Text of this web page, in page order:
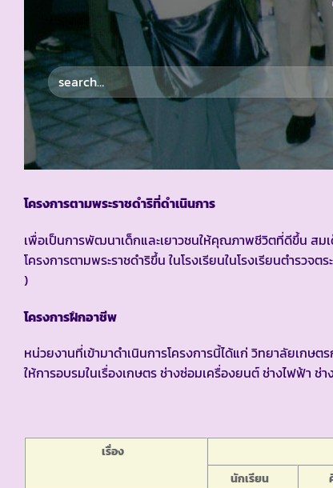
โครงการตามพระราชดำริที่ดำเนินการ
เพื่อเป็นการพัฒนาเด็กและเยาวชนให้คุณภาพชีวิตที่ดีขึ้น สม
โครงการตามพระราชดำริขึ้น ในโรงเรียนในโรงเรียนตำร
)
โครงการฝึกอาชีพ
หน่วยงานที่เข้ามาดำเนินการโครงการนี้ได้แก่ วิทยาลัยเกษ
ให้การอบรมในเรื่องเกษตร ช่างซ่อมเครื่องยนต์ ช่างไฟฟ้า ช่
เรื่อง
นักเรียน